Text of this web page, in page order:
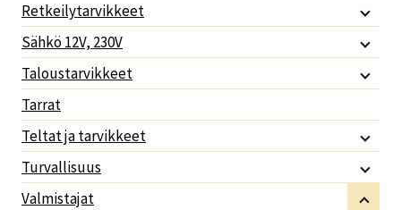
Retkeilytarvikkeet
Sähkö 12V, 230V
Taloustarvikkeet
Tarrat
Teltat ja tarvikkeet
Turvallisuus
Valmistajat